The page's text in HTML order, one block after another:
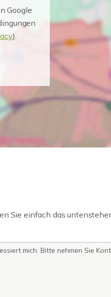
Google
).
Sie einfach das